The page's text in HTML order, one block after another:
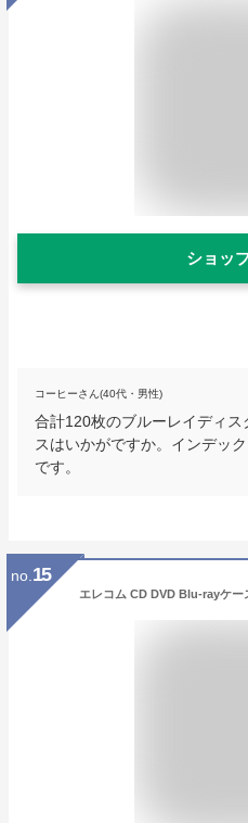
ショッ
コーヒーさん(40代・男性)
合計120枚のブルーレイディ
スはいかがですか。インデッ
です。
no. 15